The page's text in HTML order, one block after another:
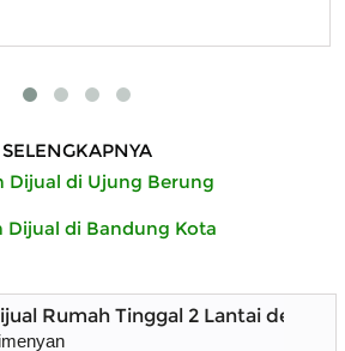
SELENGKAPNYA
Dijual di Ujung Berung
Dijual di Bandung Kota
Rumah Tinggal 2 Lantai